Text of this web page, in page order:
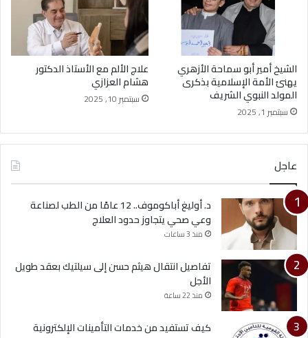
الشيخ أمير أبو سماحة الأزهري
يهنئ الأمة الإسلامية بذكرى
المولد النبوي الشريف
سبتمبر 1, 2025
علاج الألم مع الأستاذ الدكتور
هشام العزازي
سبتمبر 10, 2025
عاجل
د. أوليغ أباكوموف.. 12 عامًا من الطب لصناعة
وعي صحي يتجاوز حدود العلاج
منذ 3 ساعات
تفاصيل انتقال هيثم حسن إلى سيلتيك بعقد طويل
الأجل
منذ 22 ساعة
كيف تستفيد من خدمات التأمينات الإلكترونية